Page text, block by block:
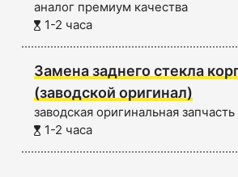
аналог премиум качества
1-2 часа
Замена заднего стекла
(заводской оригинал)
заводская оригинальная запчасть
1-2 часа